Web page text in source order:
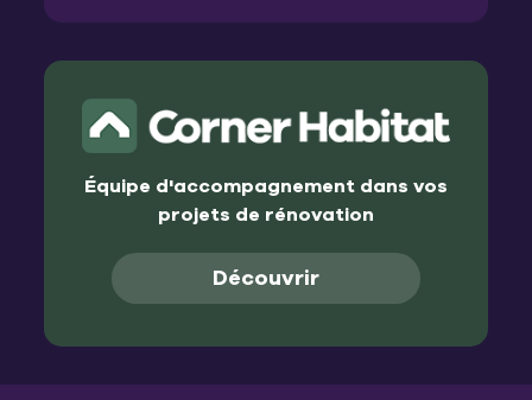
Équipe d'accompagnement dans vos
projets de rénovation
Découvrir